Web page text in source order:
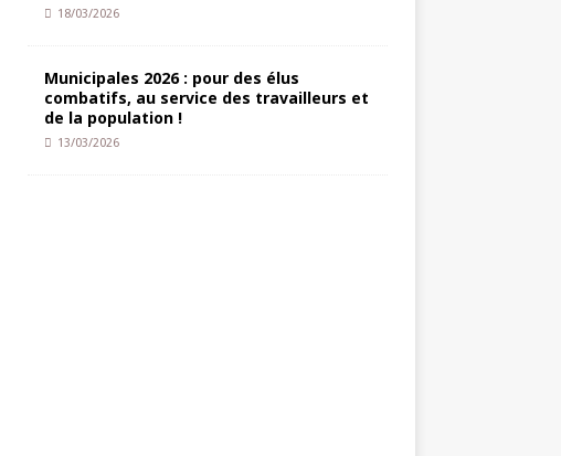
18/03/2026
Municipales 2026 : pour des élus
combatifs, au service des travailleurs et
de la population !
13/03/2026